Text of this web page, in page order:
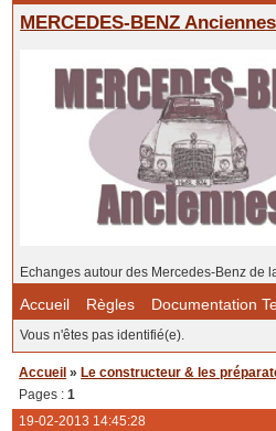
MERCEDES-BENZ Anciennes
Echanges autour des Mercedes-Benz de
Accueil Règles Documentation
Vous n'êtes pas identifié(e).
Accueil » Le constructeur & les
Pages :1
19-02-2013 14:45:28